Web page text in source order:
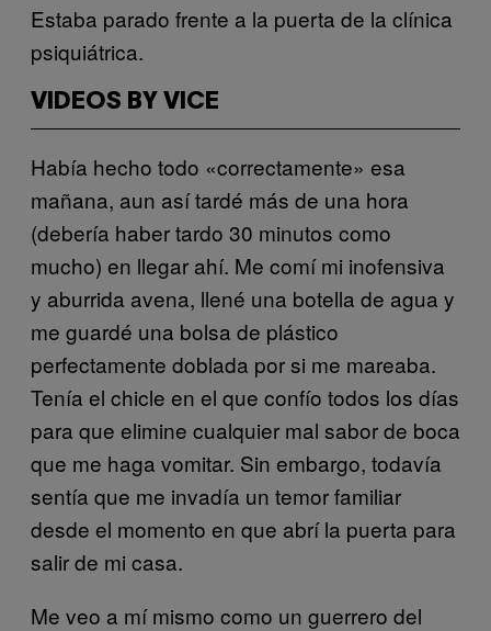
Estaba parado frente a la puerta de la clínica
psiquiátrica.
VIDEOS BY VICE
Había hecho todo «correctamente» esa
mañana, aun así tardé más de una hora
(debería haber tardo 30 minutos como
mucho) en llegar ahí. Me comí mi inofensiva
y aburrida avena, llené una botella de agua y
me guardé una bolsa de plástico
perfectamente doblada por si me mareaba.
Tenía el chicle en el que confío todos los días
para que elimine cualquier mal sabor de boca
que me haga vomitar. Sin embargo, todavía
sentía que me invadía un temor familiar
desde el momento en que abrí la puerta para
salir de mi casa.
Me veo a mí mismo como un guerrero del